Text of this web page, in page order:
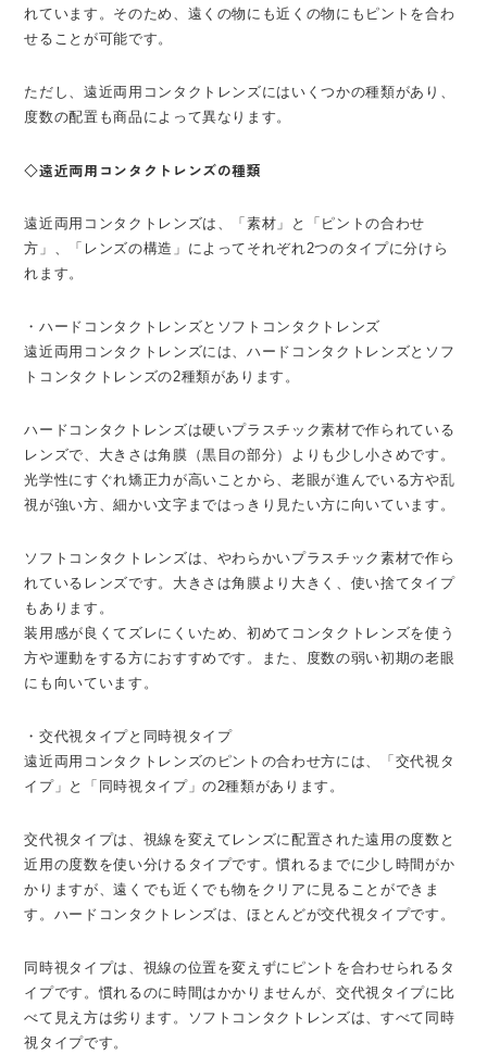
れています。そのため、遠くの物にも近くの物にもピントを合わ
せることが可能です。
ただし、遠近両用コンタクトレンズにはいくつかの種類があり、
度数の配置も商品によって異なります。
◇遠近両用コンタクトレンズの種類
遠近両用コンタクトレンズは、「素材」と「ピントの合わせ
方」、「レンズの構造」によってそれぞれ2つのタイプに分けら
れます。
・ハードコンタクトレンズとソフトコンタクトレンズ
遠近両用コンタクトレンズには、ハードコンタクトレンズとソフ
トコンタクトレンズの2種類があります。
ハードコンタクトレンズは硬いプラスチック素材で作られている
レンズで、大きさは角膜（黒目の部分）よりも少し小さめです。
光学性にすぐれ矯正力が高いことから、老眼が進んでいる方や乱
視が強い方、細かい文字まではっきり見たい方に向いています。
ソフトコンタクトレンズは、やわらかいプラスチック素材で作ら
れているレンズです。大きさは角膜より大きく、使い捨てタイプ
もあります。
装用感が良くてズレにくいため、初めてコンタクトレンズを使う
方や運動をする方におすすめです。また、度数の弱い初期の老眼
にも向いています。
・交代視タイプと同時視タイプ
遠近両用コンタクトレンズのピントの合わせ方には、「交代視タ
イプ」と「同時視タイプ」の2種類があります。
交代視タイプは、視線を変えてレンズに配置された遠用の度数と
近用の度数を使い分けるタイプです。慣れるまでに少し時間がか
かりますが、遠くでも近くでも物をクリアに見ることができま
す。ハードコンタクトレンズは、ほとんどが交代視タイプです。
同時視タイプは、視線の位置を変えずにピントを合わせられるタ
イプです。慣れるのに時間はかかりませんが、交代視タイプに比
べて見え方は劣ります。ソフトコンタクトレンズは、すべて同時
視タイプです。